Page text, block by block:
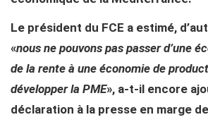
Le président du FCE a estimé,
«nous ne pouvons pas passer d’une
de la rente à une économie de
développer la PME», a-t-il encore
déclaration à la presse en marge